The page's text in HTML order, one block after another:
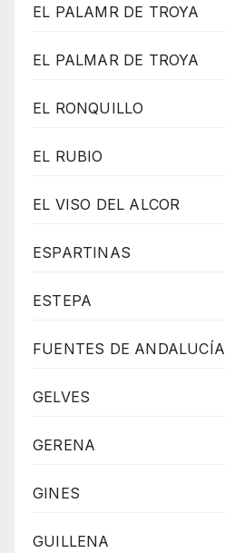
EL PALAMR DE TROYA
EL PALMAR DE TROYA
EL RONQUILLO
EL RUBIO
EL VISO DEL ALCOR
ESPARTINAS
ESTEPA
FUENTES DE ANDALUCÍA
GELVES
GERENA
GINES
GUILLENA